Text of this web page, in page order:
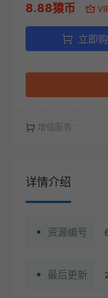
8.88猿币
立即
增值服务：
详情介绍
资源编号
最后更新